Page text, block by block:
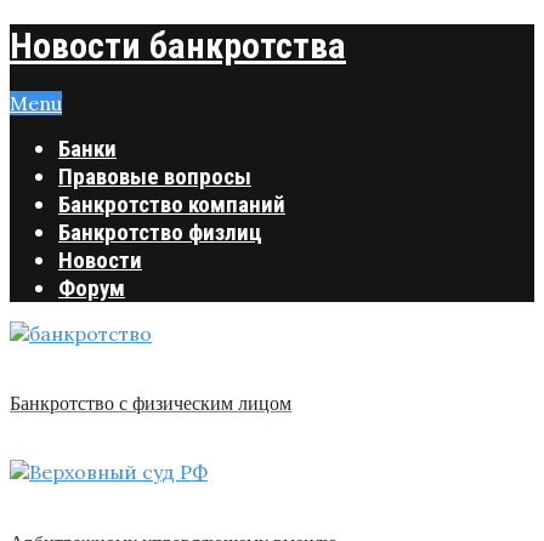
Новости банкротства
Menu
Банки
Правовые вопросы
Банкротство компаний
Банкротство физлиц
Новости
Форум
Банкротство с физическим лицом